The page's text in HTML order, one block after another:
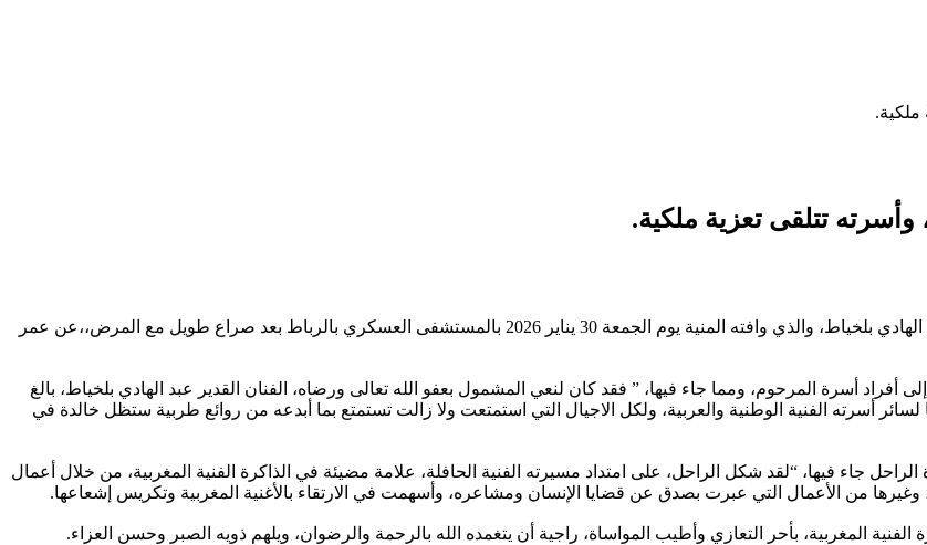
ملكية.
وأسرته تتلقى تعزية ملكية.
الساحة الفنية المغربية تفقد أحد أعمدة الفن المغربي الأصيل، الفنان الكبير عبد الهادي بلخياط، والذي وافته المنية يوم الجمعة 30 يناير 2026 بالمستشفى العسكري بالرباط بعد صراع طويل مع المرض،،عن عمر
أسرة المرحوم، ومما جاء فيها، ” فقد كان لنعي المشمول بعفو الله تعالى ورضاه، الفنان القدير عبد الهادي بلخياط، بالغ
أسرته الفنية الوطنية والعربية، ولكل الاجيال التي استمتعت ولا زالت تستمتع بما أبدعه من روائع طربية ستظل خالدة في
جاء فيها، “لقد شكل الراحل، على امتداد مسيرته الفنية الحافلة، علامة مضيئة في الذاكرة الفنية المغربية، من خلال أعمال
وغيرها من الأعمال التي عبرت بصدق عن قضايا الإنسان ومشاعره، وأسهمت في الارتقاء بالأغنية المغربية وتكريس إشعاعها.
الفنية المغربية، بأحر التعازي وأطيب المواساة، راجية أن يتغمده الله بالرحمة والرضوان، ويلهم ذويه الصبر وحسن العزاء.